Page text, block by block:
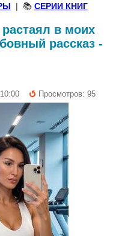
| 📚 СЕРИИ КНИГ
в моих
рассказ -
Просмотров: 95